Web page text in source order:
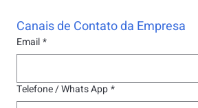
Canais de Contato da Empresa
Email*
Telefone / Whats App*